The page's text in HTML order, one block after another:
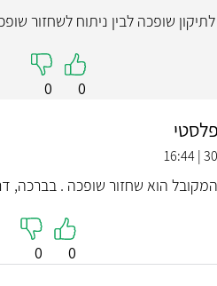
שופכה לבין ניתוח לשחזור
0
0
הוא שחזור שופכה . בברכה,
0
0